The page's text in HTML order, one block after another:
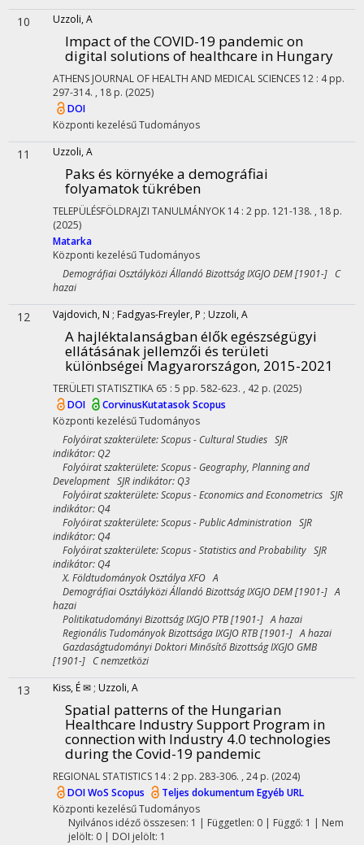
10 Uzzoli, A
Impact of the COVID-19 pandemic on
digital solutions of healthcare in Hungary
ATHENS JOURNAL OF HEALTH AND MEDICAL SCIENCES 12 : 4 pp.
297-314. , 18 p. (2025)
DOI
Központi kezelésűTudományos
11 Uzzoli, A
Paks és környéke a demográfiai
folyamatok tükrében
TELEPÜLÉSFÖLDRAJZI TANULMÁNYOK 14: 2 pp. 121-138. , 18 p.
(2025)
Matarka
Központi kezelésűTudományos
Demográfiai Osztályközi Állandó Bizottság IXGJO DEM [1901-] C
hazai
12 Vajdovich, N ; Fadgyas-Freyler, P ; Uzzoli, A
A hajléktalanságban élők egészségügyi
ellátásának jellemzői és területi
különbségei Magyarországon, 2015-2021
TERÜLETI STATISZTIKA 65 : 5 pp. 582-623. , 42 p. (2025)
DOI
CorvinusKutatasokScopus
Központi kezelésűTudományos
Folyóirat szakterülete: Scopus - Cultural Studies SJR
indikátor: Q2
Folyóirat szakterülete: Scopus - Geography, Planning and
Development SJR indikátor: Q3
Folyóirat szakterülete: Scopus - Economics and Econometrics SJR
indikátor: Q4
Folyóirat szakterülete: Scopus - Public Administration SJR
indikátor: Q4
Folyóirat szakterülete: Scopus - Statistics and Probability SJR
indikátor: Q4
X. Földtudományok Osztálya XFO A
Demográfiai Osztályközi Állandó Bizottság IXGJO DEM [1901-] A
hazai
Politikatudományi Bizottság IXGJO PTB [1901-] A hazai
Regionális Tudományok Bizottsága IXGJO RTB [1901-] A hazai
Gazdaságtudományi Doktori Minősítő Bizottság IXGJO GMB
[1901-] C nemzetközi
13 Kiss, É ✉ ; Uzzoli, A
Spatial patterns of the Hungarian
Healthcare Industry Support Program in
connection with Industry 4.0 technologies
during the Covid-19 pandemic
REGIONAL STATISTICS 14: 2 pp. 283-306. , 24 p. (2024)
DOIWoS Scopus Teljes dokumentumEgyéb URL
Központi kezelésűTudományos
Nyilvános idéző összesen: 1 | Független: 0 | Függő: 1 | Nem
jelölt: 0 | DOI jelölt: 1